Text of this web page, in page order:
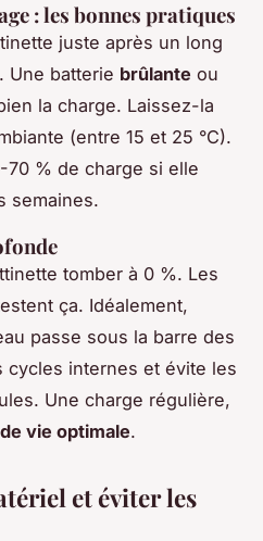
: les bonnes pratiques
juste après un long
Une batterie brûlante ou
la charge. Laissez-la
(entre 15 et 25 °C).
% de charge si elle
semaines.
tomber à 0 %. Les
ça. Idéalement,
passe sous la barre des
cycles internes et évite les
Une charge régulière,
vie optimale.
et éviter les